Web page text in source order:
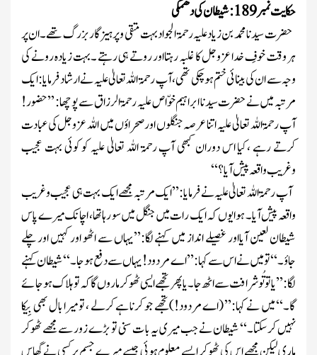
حکایت نمبر189
:شیطان کی دھمکی
حضرت سیدنا محمد بن زیادعلیہ رحمۃ الجوادبہت متقی و پرہیزگاربزرگ تھے۔ان پر
ہر وقت خوفِ خداعزوجلکا غلبہ رہتا اور روتے ہی رہتے ۔بہت زیادہ رونے کی
وجہ سے ان کی بینائی ختم ہوچکی تھی ،آپر حمۃ اللہ تعالیٰ علیہنے ارشاد فرمایا: ایک
مرتبہ میں نے حضرت سیدنا ابراہیم خوّاصعلیہ رحمۃ الرزاقسے پوچھا: ’’حضور!
آپرحمۃ اللہ تعالیٰ علیہاتنا عرصہ جنگلوں اور صحراؤں میں اللہعزوجلکی عبادت
کرتے رہے ،کیا اس دوران کبھی آپرحمۃ اللہ تعالیٰ علیہکو کوئی بہت عجیب
وغریب واقعہ پیش آیا؟‘‘
آپرحمۃ اللہ تعالیٰ علیہنے فرمایا:’’ ایک مرتبہ مجھے ایک بہت ہی عجیب وغریب
واقعہ پیش آیا۔ ہوا یوں کہ ایک رات میں جنگل میں سو رہا تھا، اچانک میرے پاس
شیطان لعین آیااور غصیلے انداز میں کہنے لگا:’’یہاں سے اٹھو اور کہیں اور چلے
جاؤ۔‘‘ تومیں نے اس سے کہا :’’اے مردود!یہاں سے دفع ہوجا۔‘‘ شیطان کہنے
لگا:’’ یا تو تُو شرافت سے اٹھ جا۔یا پھر تجھے ایسی ٹھوکر ماروں گا کہ تو ہلاک ہوجائے
گا۔‘‘ میں نے کہا:’’(اے مردود!)تجھے جو کرنا ہے کرلے ، تو میرا بال بھی بِیکا
نہیں کرسکتا۔‘‘ شیطان نے جب میری یہ با ت سنی تو بڑے زور سے مجھے ٹھوکر